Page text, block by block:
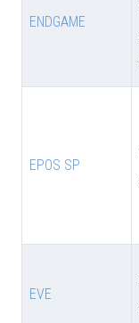
ENDGAME
EPOS SP
EVE